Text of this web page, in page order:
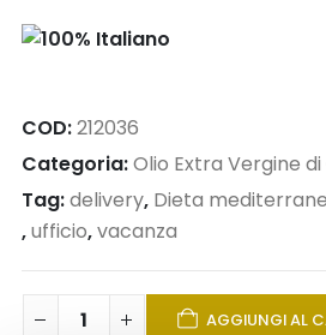
COD:212036
Categoria:Olio Extra Vergine di
Tag:delivery, Dieta
,ufficio,vacanza
AGGIUNGI AL